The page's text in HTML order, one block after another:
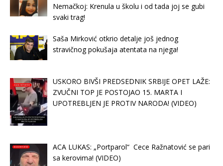
Nemačkoj: Krenula u školu i od tada joj se gubi
svaki trag!
Saša Mirković otkrio detalje još jednog
stravičnog pokušaja atentata na njega!
USKORO BIVŠI PREDSEDNIK SRBIJE OPET LAŽE:
ZVUČNI TOP JE POSTOJAO 15. MARTA I
UPOTREBLJEN JE PROTIV NARODA! (VIDEO)
ACA LUKAS: „Portparol“ Cece Ražnatović se pari
sa kerovima! (VIDEO)